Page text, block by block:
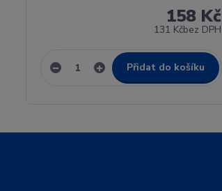
158 Kč
131 Kčbez DPH
Přidat do košíku